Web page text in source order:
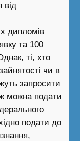
від
дипломів
та 100
ті, хто
чи в
запросити
можна подати
подати до